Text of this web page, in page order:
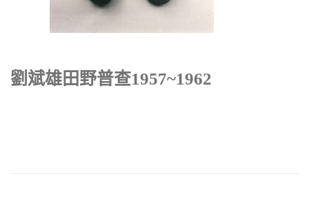
劉斌雄田野普查1957~1962